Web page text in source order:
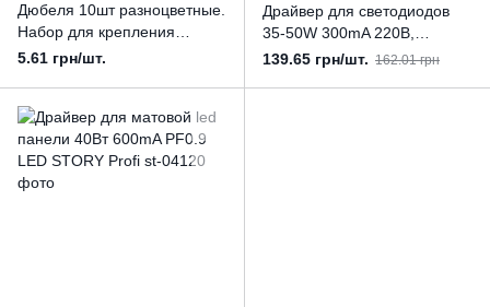
Дюбеля 10шт разноцветные.
Набор для крепления
освещения
5.61 грн/шт.
Драйвер для светодиодов
35-50W 300mA 220В,
выходное напряжение 100-
139.65 грн/шт. 162.01 грн